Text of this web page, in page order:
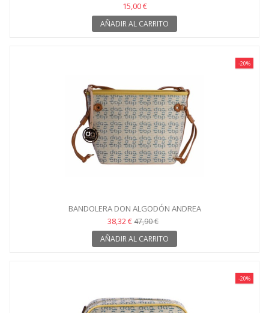
15,00 €
AÑADIR AL CARRITO
-20%
BANDOLERA DON ALGODÓN ANDREA
38,32 €47,90 €
AÑADIR AL CARRITO
-20%